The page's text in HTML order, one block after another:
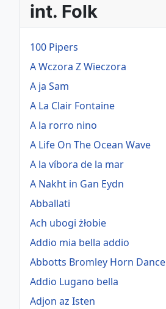
int. Folk
100 Pipers
A Wczora Z Wieczora
A ja Sam
A La Clair Fontaine
A la rorro nino
A Life On The Ocean Wave
A la víbora de la mar
A Nakht in Gan Eydn
Abballati
Ach ubogi żłobie
Addio mia bella addio
Abbotts Bromley Horn Dance
Addio Lugano bella
Adjon az Isten